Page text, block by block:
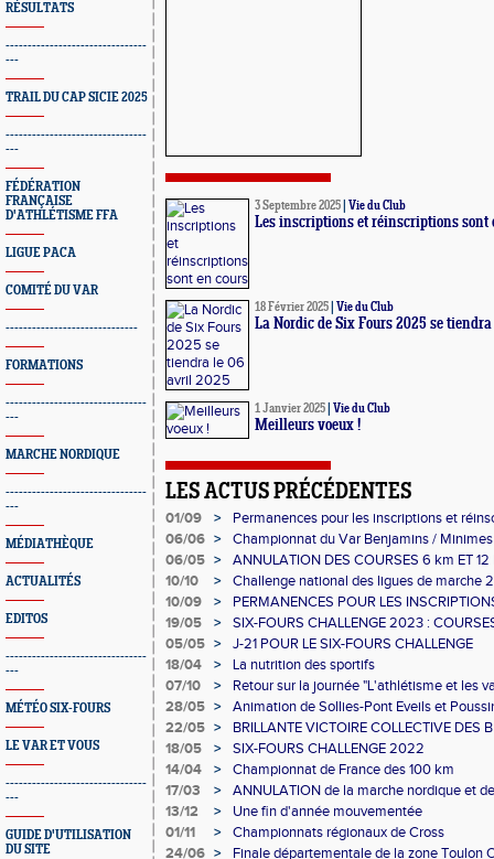
RÉSULTATS
--------------------------------
---
TRAIL DU CAP SICIE 2025
--------------------------------
---
FÉDÉRATION
FRANÇAISE
D'ATHLÉTISME FFA
LIGUE PACA
COMITÉ DU VAR
------------------------------
FORMATIONS
--------------------------------
---
MARCHE NORDIQUE
--------------------------------
---
MÉDIATHÈQUE
ACTUALITÉS
EDITOS
--------------------------------
---
MÉTÉO SIX-FOURS
LE VAR ET VOUS
--------------------------------
---
GUIDE D'UTILISATION
DU SITE
3 Septembre 2025 Vie du Club
Les inscriptions et réinscriptions sont
18 Février 2025 Vie du Club
La Nordic de Six Fours 2025 se
1 Janvier 2025 Vie du Club
Meilleurs voeux !
LES ACTUS PRÉCÉDENTES
01/09 >
Permanences pour les inscriptions et
06/06 >
Championnat du Var Benjamins / Minimes
06/05 >
ANNULATION DES COURSES 6 km ET
CHALLENGE
10/10 >
Challenge national des ligues de marche
10/09
>
PERMANENCES POUR LES
19/05
>
SIX-FOURS CHALLENGE 2023 :
ACTIVITES DU 27 MAINTENUES
05/05 >
J-21 POUR LE SIX-FOURS CHALLENGE
18/04
>
La nutrition des sportifs
07/10
>
Retour sur la journée "L'athlétisme et les
28/05 >
Animation de Sollies-Pont Eveils et
22/05 >
BRILLANTE VICTOIRE COLLECTIVE DES
18/05
>
SIX-FOURS CHALLENGE 2022
14/04
>
Championnat de France des 100 km
17/03
>
ANNULATION de la marche nordique et
initialement le 20 mars
13/12 >
Une fin d'année mouvementée
01/11
>
Championnats régionaux de Cross
24/06 >
Finale départementale de la zone Toulon